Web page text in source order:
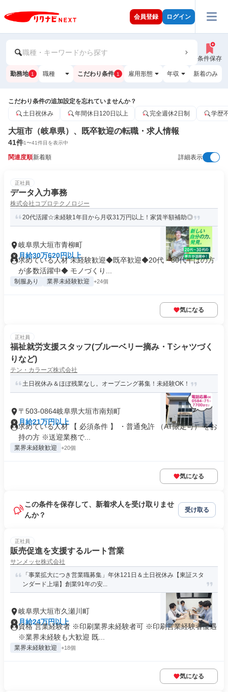
会員登録 ログイン
職種・キーワードから探す
条件保存
勤務地 1 職種 こだわり条件 1 雇用形態 年収 新着のみ
こだわり条件の追加設定を忘れていませんか？
土日祝休み
年間休日120日以上 完全週休2日制 学歴
大垣市（岐阜県）、既卒歓迎の転職・求人情報
41件1〜41件目を表示中
関連度順新着順 詳細表示
正社員
データ入力事務
株式会社コプロテクノロジー
20代活躍☆未経験1年目から月収31万円以上！家賃半額補助◎
岐阜県大垣市青柳町
月給30万620円以上
求めている人材 未経験歓迎◆既卒歓迎◆20代・30代半ばの方
が多数活躍中◆ モノづくり...
制服あり 業界未経験歓迎 +24個
気になる
正社員
福祉就労支援スタッフ(ブルーベリー摘み・Tシャツづく
りなど)
テン・カラーズ株式会社
土日祝休み＆ほぼ残業なし。オープニング募集！未経験OK！
〒503-0864岐阜県大垣市南頬町
月給21万円以上
求めている人材 【 必須条件 】 ・普通免許 （AT限定可） をお
持の方 ※送迎業務で...
業界未経験歓迎 +20個
気になる
この条件を保存して、新着求人を受け取りませ
んか？
受け取る
正社員
販売促進を支援するルート営業
サンメッセ株式会社
「事業拡大につき営業職募集」年休121日＆土日祝休み【東証スタ
ンダード上場】創業91年の安...
岐阜県大垣市久瀬川町
月給24万円以上
資格 営業経験者 ※印刷業界未経験者可 ※印刷営業経験者優遇
※業界未経験も大歓迎 既...
業界未経験歓迎 +18個
気になる